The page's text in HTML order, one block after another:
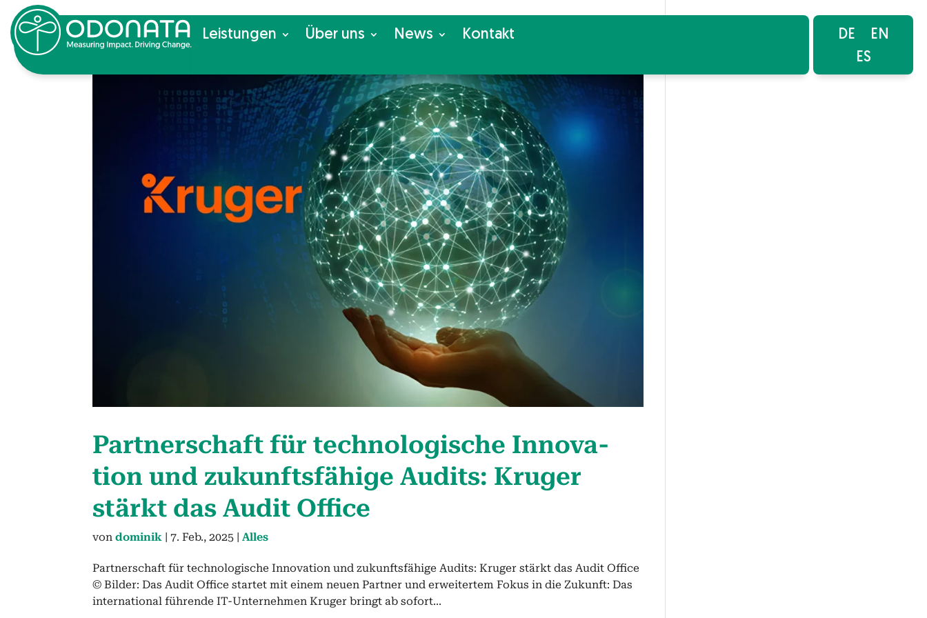
Leis­tun­gen Über uns News Kon­takt DE
EN
ES
Part­ner­schaft für tech­nol­o­gis­che Inno­va­
tion und zukun­fts­fähige Audits: Kruger
stärkt das Audit Office
vondominik |7. Feb., 2025 |Alles
Partnerschaft für technologische Innovation und zukunftsfähige Audits: Kruger stärkt das Audit Office
© Bilder: Das Audit Office startet mit einem neuen Partner und erweitertem Fokus in die Zukunft: Das
international führende IT-Unternehmen Kruger bringt ab sofort...